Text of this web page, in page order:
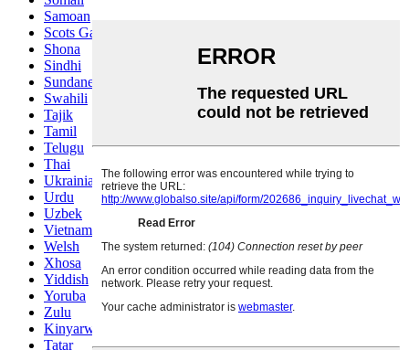
Samoan
Scots Gaelic
Shona
Sindhi
Sundanese
Swahili
Tajik
Tamil
Telugu
Thai
Ukrainian
Urdu
Uzbek
Vietnamese
Welsh
Xhosa
Yiddish
Yoruba
Zulu
Kinyarwanda
Tatar